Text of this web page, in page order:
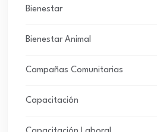
Bienestar
Bienestar Animal
Campañas Comunitarias
Capacitación